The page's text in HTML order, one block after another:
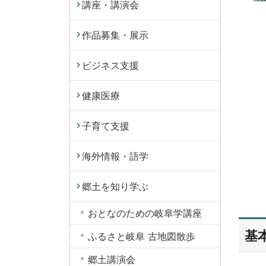
基
講座・講演会
作品募集・展示
ビジネス支援
健康医療
子育て支援
海外情報・語学
郷土を知り学ぶ
おとなのための岐阜学講座
ふるさと岐阜 古地図散歩
郷土講演会